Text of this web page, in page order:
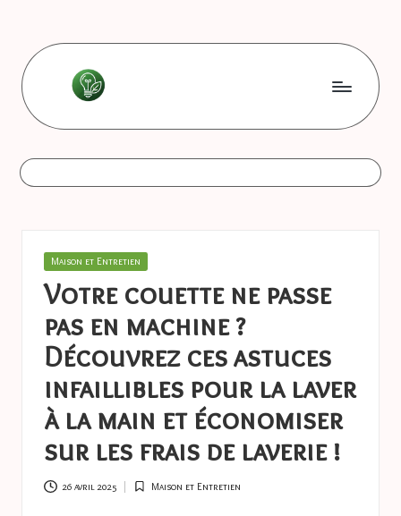
content
L
e
s
o
n
n
e
s
a
s
t
u
astuces
Posted
Maison et Entretien
Votre couette ne passe
pas en machine ?
Découvrez ces astuces
infaillibles pour la laver
à la main et économiser
sur les frais de laverie !
26 avril 2025
Posted
Maison et Entretien